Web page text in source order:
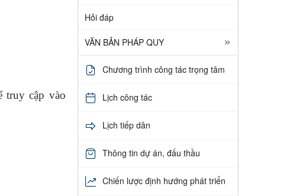
truy cập vào
Hỏi đáp
VĂN BẢN PHÁP QUY
Chương trình công tác trọng tâm
Lịch công tác
Lịch tiếp dân
Thông tin dự án, đấu thầu
Chiến lược định hướng phát triển